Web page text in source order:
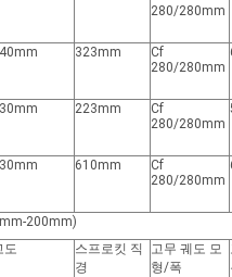
280/280mm
323mm
Cf
280/280mm
223mm
Cf
280/280mm
610mm
Cf
280/280mm
200mm)
도
스프로킷 직
경
고무 궤도 모
형/폭